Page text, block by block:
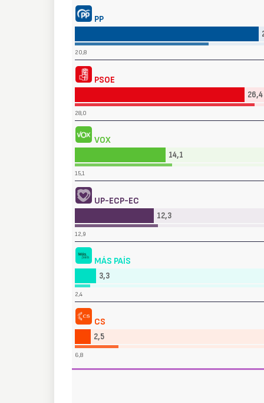
PP
20,8
PSOE
26,4
28,0
VOX
14,1
15,1
UP-ECP-EC
12,3
12,9
MÁS PAÍS
3,3
2,4
CS
2,5
6,8